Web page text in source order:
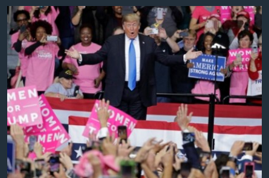
نرگس محمدی برنده جایزه نوبل صلح
همایش محافظه‌کاران آمریکا «سی‌پک»
صفحه‌های ویژه
سفر پرزیدنت ترامپ به چین